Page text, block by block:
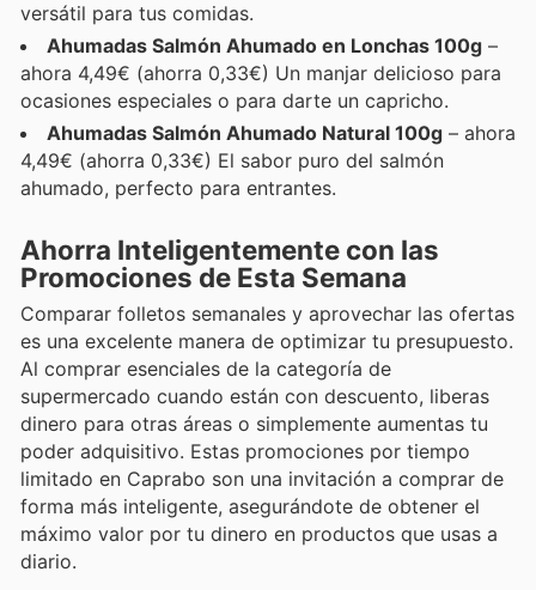
versátil para tus comidas.
Ahumadas Salmón Ahumado en Lonchas 100g –
ahora 4,49€ (ahorra 0,33€) Un manjar delicioso para
ocasiones especiales o para darte un capricho.
Ahumadas Salmón Ahumado Natural 100g – ahora
4,49€ (ahorra 0,33€) El sabor puro del salmón
ahumado, perfecto para entrantes.
Ahorra Inteligentemente con las
Promociones de Esta Semana
Comparar folletos semanales y aprovechar las ofertas
es una excelente manera de optimizar tu presupuesto.
Al comprar esenciales de la categoría de
supermercado cuando están con descuento, liberas
dinero para otras áreas o simplemente aumentas tu
poder adquisitivo. Estas promociones por tiempo
limitado en Caprabo son una invitación a comprar de
forma más inteligente, asegurándote de obtener el
máximo valor por tu dinero en productos que usas a
diario.